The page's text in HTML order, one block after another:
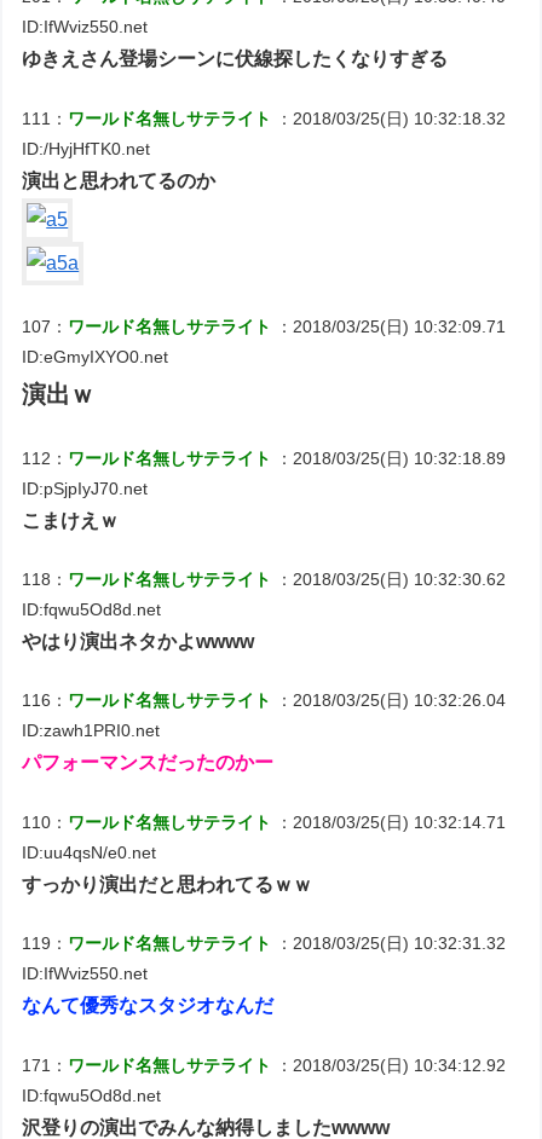
ID:IfWviz550.net
ゆきえさん登場シーンに伏線探したくなりすぎる
111： ワールド名無しサテライト
：2018/03/25(日) 10:32:18.32
ID:/HyjHfTK0.net
演出と思われてるのか
107： ワールド名無しサテライト
：2018/03/25(日) 10:32:09.71
ID:eGmyIXYO0.net
演出ｗ
112： ワールド名無しサテライト
：2018/03/25(日) 10:32:18.89
ID:pSjpIyJ70.net
こまけえｗ
118： ワールド名無しサテライト
：2018/03/25(日) 10:32:30.62
ID:fqwu5Od8d.net
やはり演出ネタかよwwww
116： ワールド名無しサテライト
：2018/03/25(日) 10:32:26.04
ID:zawh1PRI0.net
パフォーマンスだったのかー
110： ワールド名無しサテライト
：2018/03/25(日) 10:32:14.71
ID:uu4qsN/e0.net
すっかり演出だと思われてるｗｗ
119： ワールド名無しサテライト
：2018/03/25(日) 10:32:31.32
ID:IfWviz550.net
なんて優秀なスタジオなんだ
171： ワールド名無しサテライト
：2018/03/25(日) 10:34:12.92
ID:fqwu5Od8d.net
沢登りの演出でみんな納得しましたwwww